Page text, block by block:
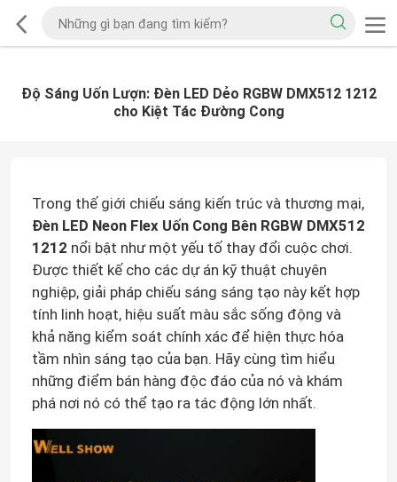
Độ Sáng Uốn Lượn: Đèn LED Dẻo RGBW DMX512 1212
cho Kiệt Tác Đường Cong
Trong thế giới chiếu sáng kiến trúc và thương mại,
Đèn LED Neon Flex Uốn Cong Bên RGBW DMX512
1212 nổi bật như một yếu tố thay đổi cuộc chơi.
Được thiết kế cho các dự án kỹ thuật chuyên
nghiệp, giải pháp chiếu sáng sáng tạo này kết hợp
tính linh hoạt, hiệu suất màu sắc sống động và
khả năng kiểm soát chính xác để hiện thực hóa
tầm nhìn sáng tạo của bạn. Hãy cùng tìm hiểu
những điểm bán hàng độc đáo của nó và khám
phá nơi nó có thể tạo ra tác động lớn nhất.